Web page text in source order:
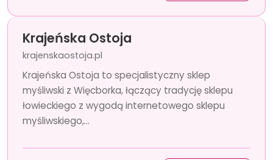
Krajeńska Ostoja
krajenskaostoja.pl
Krajeńska Ostoja to specjalistyczny sklep
myśliwski z Więcborka, łączący tradycję sklepu
łowieckiego z wygodą internetowego sklepu
myśliwskiego,...